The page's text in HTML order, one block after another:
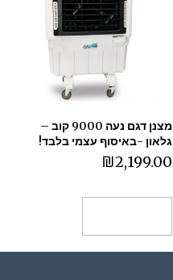
מצנן דגם נעה 9000 קוב –
גלאון -באיסוף עצמי בלבד!
₪2,199.00